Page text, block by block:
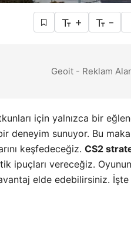
+ -
Geoit - Reklam
için yalnızca bir
deneyim sunuyor. Bu
keşfedeceğiz. CS2
ipuçları vereceğiz.
elde edebilirsiniz.